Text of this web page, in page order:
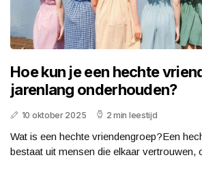
Hoe kun je een hechte
jarenlang onderhouden?
10 oktober 2025 2 min leestijd
Wat is een hechte vriendengroep?Een
bestaat uit mensen die elkaar vertrouwen,